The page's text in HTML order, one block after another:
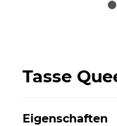
Tasse
Eigenschaften